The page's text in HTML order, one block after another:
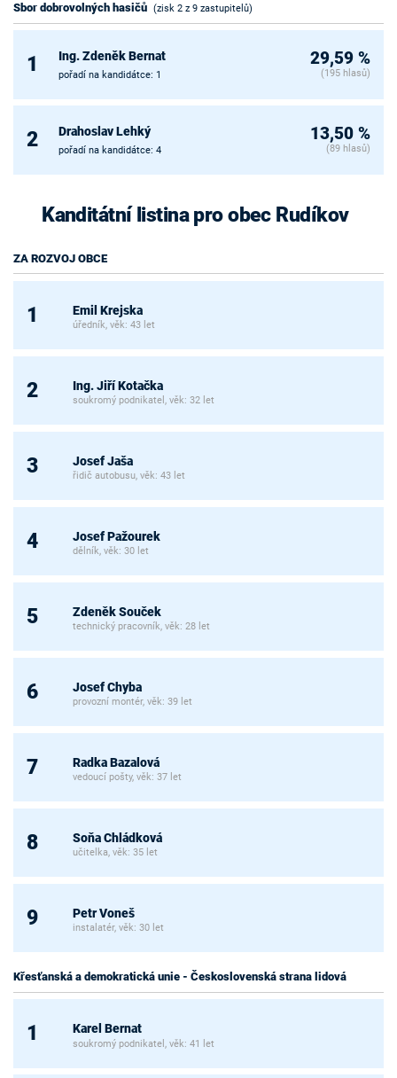
Sbor dobrovolných hasičů (zisk 2 z 9 zastupitelů)
1 Ing. Zdeněk Bernat
pořadí na kandidátce: 1
29,59 %
(195 hlasů)
2 Drahoslav Lehký
pořadí na kandidátce: 4
13,50 %
(89 hlasů)
Kanditátní listina pro obec Rudíkov
ZA ROZVOJ OBCE
1 Emil Krejska
úředník, věk: 43 let
2 Ing. Jiří Kotačka
soukromý podnikatel, věk: 32 let
3 Josef Jaša
řidič autobusu, věk: 43 let
4 Josef Pažourek
dělník, věk: 30 let
5 Zdeněk Souček
technický pracovník, věk: 28 let
6 Josef Chyba
provozní montér, věk: 39 let
7 Radka Bazalová
vedoucí pošty, věk: 37 let
8 Soňa Chládková
učitelka, věk: 35 let
9 Petr Voneš
instalatér, věk: 30 let
Křesťanská a demokratická unie - Československá strana lidová
1 Karel Bernat
soukromý podnikatel, věk: 41 let